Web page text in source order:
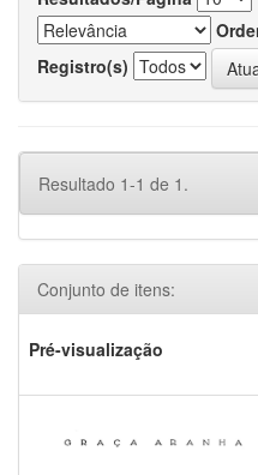
Registro(s)
Resultado 1-1 de 1.
Conjunto de itens:
Pré-visualização